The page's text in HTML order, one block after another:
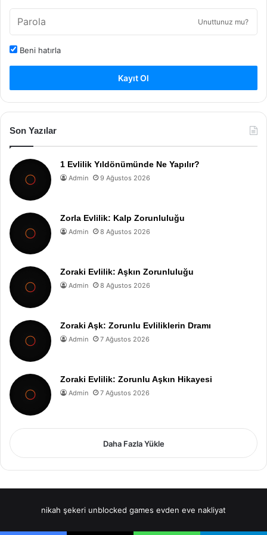
Unuttunuz mu?
Beni hatırla
Kayıt Ol
Son Yazılar
1 Evlilik Yıldönümünde Ne Yapılır?
Admin 9 Ağustos 2026
Zorla Evlilik: Kalp Zorunluluğu
Admin 8 Ağustos 2026
Zoraki Evlilik: Aşkın Zorunluluğu
Admin 8 Ağustos 2026
Zoraki Aşk: Zorunlu Evliliklerin Dramı
Admin 7 Ağustos 2026
Zoraki Evlilik: Zorunlu Aşkın Hikayesi
Admin 7 Ağustos 2026
Daha Fazla Yükle
nikah şekeri unblocked games evden eve nakliyat